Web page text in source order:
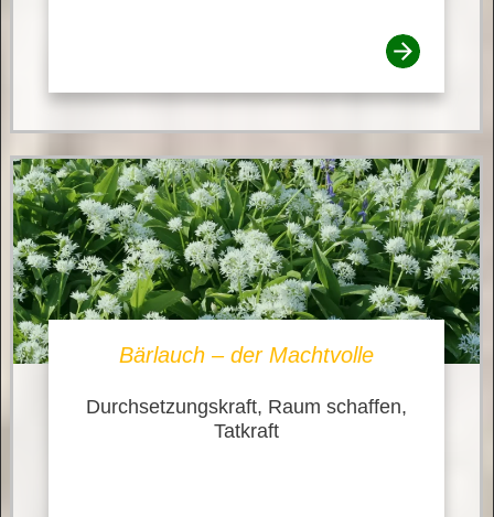
Bärlauch – der Machtvolle
Durchsetzungskraft, Raum schaffen,
Tatkraft